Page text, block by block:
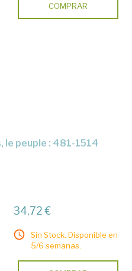
COMPRAR
le peuple : 481-1514
34,72 €
Sin Stock. Disponible en
5/6 semanas.